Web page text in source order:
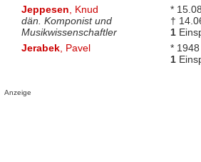
Jeppesen , Knud
dän. Komponist und
Musikwissenschaftler
*
†
1
Jerabek, Pavel
* 1948
1
Anzeige